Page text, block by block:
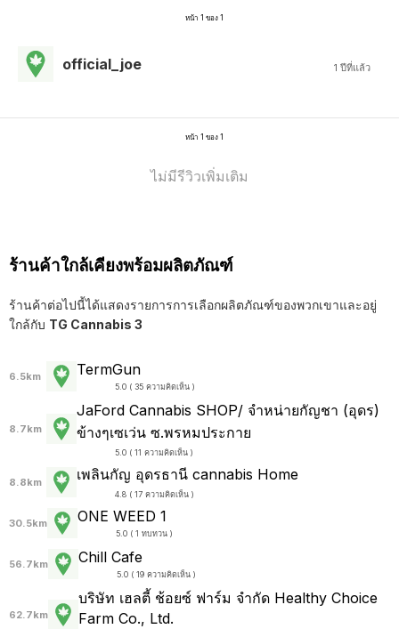
หน้า 1 ของ 1
official_joe 1 ปีที่แล้ว
หน้า 1 ของ 1
ไม่มีรีวิวเพิ่มเติม
ร้านค้าใกล้เคียงพร้อมผลิตภัณฑ์
ร้านค้าต่อไปนี้ได้แสดงรายการการเลือกผลิตภัณฑ์ของพวกเขาและอยู่
ใกล้กับ TG Cannabis 3
6.5km TermGun
5.0 ( 35 ความคิดเห็น )
8.7km
JaFord Cannabis SHOP/ จำหน่ายกัญชา (อุดร)
ข้างๆเซเว่น ซ.พรหมประกาย
5.0 ( 11 ความคิดเห็น )
8.8km เพลินกัญ อุดรธานี cannabis Home
4.8 ( 17 ความคิดเห็น )
30.5km ONE WEED 1
5.0 ( 1 ทบทวน )
56.7km Chill Cafe
5.0 ( 19 ความคิดเห็น )
62.7km
บริษัท เฮลตี้ ช้อยซ์ ฟาร์ม จำกัด Healthy Choice
Farm Co., Ltd.